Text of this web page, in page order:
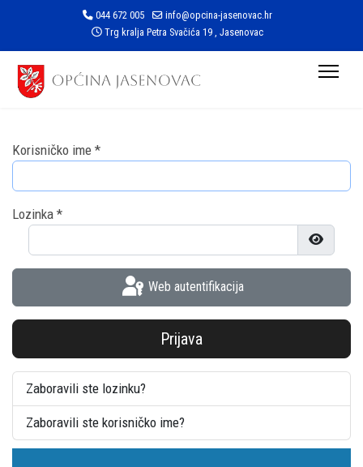
044 672 005
info@opcina-jasenovac.hr
Trg kralja Petra Svačića 19 , Jasenovac
Korisničko ime *
Lozinka *
Prikaži
Web autentifikacija
Prijava
Zaboravili ste lozinku?
Zaboravili ste korisničko ime?